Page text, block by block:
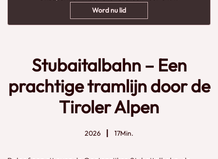
Word nu lid
Stubaitalbahn – Een
prachtige tramlijn door de
Tiroler Alpen
2026 17Min.